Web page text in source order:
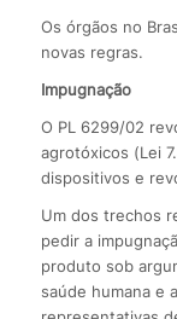
Os órgãos no
novas regras.
Impugnação
O PL 6299/02
agrotóxicos (Lei
dispositivos e
Um dos trechos
pedir a
produto sob
saúde humana e